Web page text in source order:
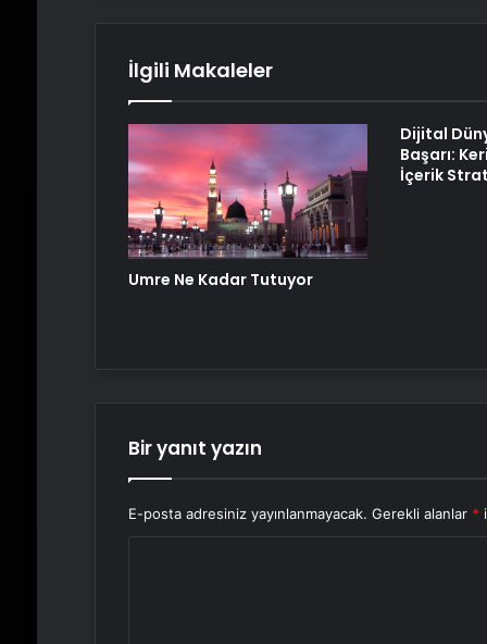
İlgili Makaleler
Umre Ne Kadar Tutuyor
Dijital
Başarı:
İçerik
Bir yanıt yazın
E-posta adresiniz yayınlanmayacak. Gerekli alanlar *